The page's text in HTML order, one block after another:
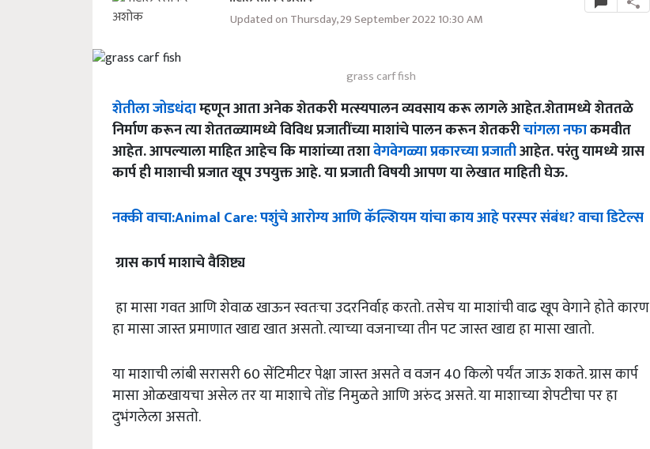
Updated on Thursday, 29 September 2022 10:30 AM
grass carf fish
शेतीला जोडधंदाम्हणून आता अनेक शेतकरी मत्स्यपालन व्यवसाय करू लागले आहेत.शेतामध्ये शेततळे
निर्माण करून त्या शेततळ्यामध्ये विविध प्रजातींच्या माशांचे पालन करून शेतकरीचांगला नफाकमवीत
आहेत. आपल्याला माहित आहेच कि माशांच्या तशावेगवेगळ्या प्रकारच्या प्रजातीआहेत. परंतु यामध्ये ग्रास
कार्प ही माशाची प्रजात खूप उपयुक्त आहे. या प्रजाती विषयी आपण या लेखात माहिती घेऊ.
नक्कीवाचा:Animal Care:पशुंचेआरोग्यआणिकॅल्शियमयांचाकायआहेपरस्परसंबंध?वाचाडिटेल्स
ग्रासकार्पमाशाचेवैशिष्ट्य
हा मासा गवत आणि शेवाळ खाऊन स्वतःचा उदरनिर्वाह करतो. तसेच या माशांची वाढ खूप वेगाने होते कारण
हा मासा जास्त प्रमाणात खाद्य खात असतो. त्याच्या वजनाच्या तीन पट जास्त खाद्य हा मासा खातो.
या माशाची लांबी सरासरी 60 सेंटिमीटर पेक्षा जास्त असते व वजन 40 किलो पर्यंत जाऊ शकते. ग्रास कार्प
मासा ओळखायचा असेल तर या माशाचे तोंड निमुळते आणि अरुंद असते. या माशाच्या शेपटीचा पर हा
दुभंगलेला असतो.